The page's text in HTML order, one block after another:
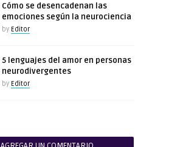
Cómo se desencadenan las
emociones según la neurociencia
by Editor
5 lenguajes del amor en personas
neurodivergentes
by Editor